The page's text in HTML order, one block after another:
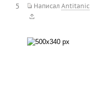
Написал Antitanic
5